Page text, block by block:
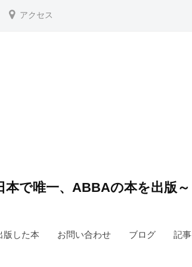
アクセス
で唯一、ABBAの本を出版～
版した本 お問い合わせ ブログ 記事